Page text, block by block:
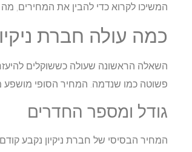
המשיכו לקרוא כדי להבין את המחירים,
כמה עולה חברת
השאלה הראשונה שעולה כששוקלים
פשוטה כמו שנדמה. המחיר הסופי מושפע
גודל ומספר החדרים
המחיר הבסיסי של חברת ניקיון נקבע